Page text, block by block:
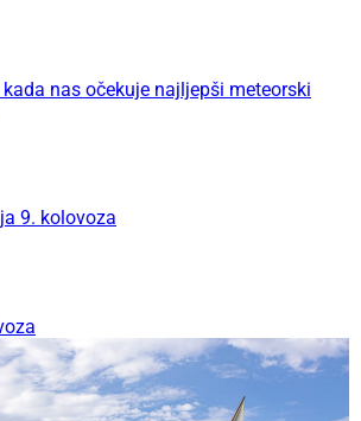
kada nas očekuje najljepši meteorski
9. kolovoza